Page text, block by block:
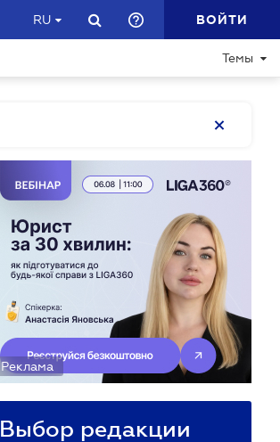
RU ВОЙТИ
Темы
Реклама
Выбор редакции